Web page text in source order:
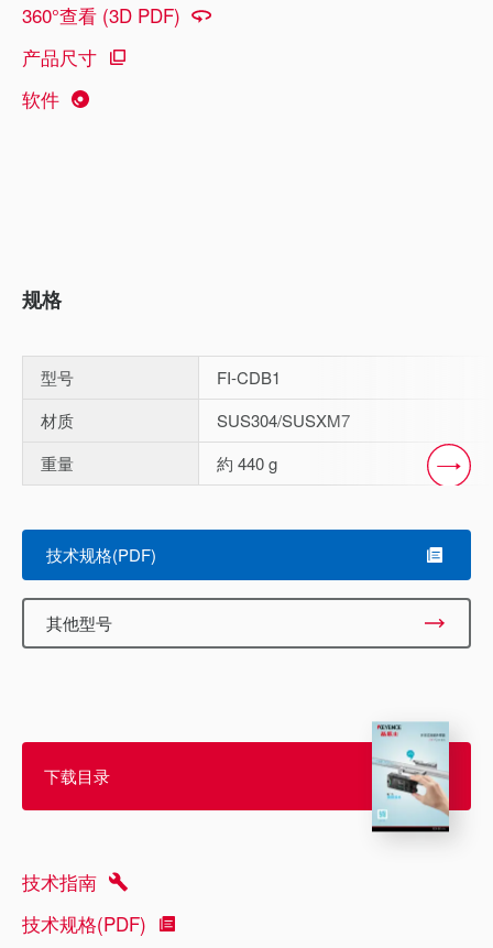
360°查看 (3D PDF)
产品尺寸
软件
规格
型号
FI-CDB1
材质
SUS304/SUSXM7
重量
約 440 g
技术规格(PDF)
其他型号
下载目录
技术指南
技术规格(PDF)